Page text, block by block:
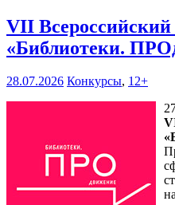
VII Всероссийский
«Библиотеки.
28.07.2026 Конкурсы, 12+